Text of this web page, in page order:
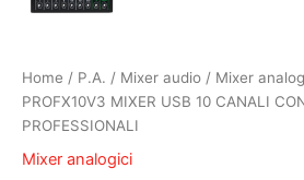
Home / P.A. / Mixer audio / Mixer
PROFX10V3 MIXER USB 10 CANALI
PROFESSIONALI
Mixer analogici